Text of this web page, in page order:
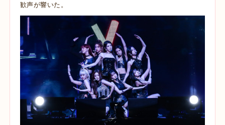
歓声が響いた。